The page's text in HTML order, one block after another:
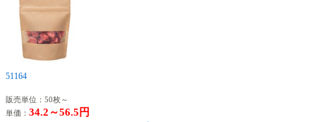
51164
販売単位：50枚～
単価： 34.2～56.5円